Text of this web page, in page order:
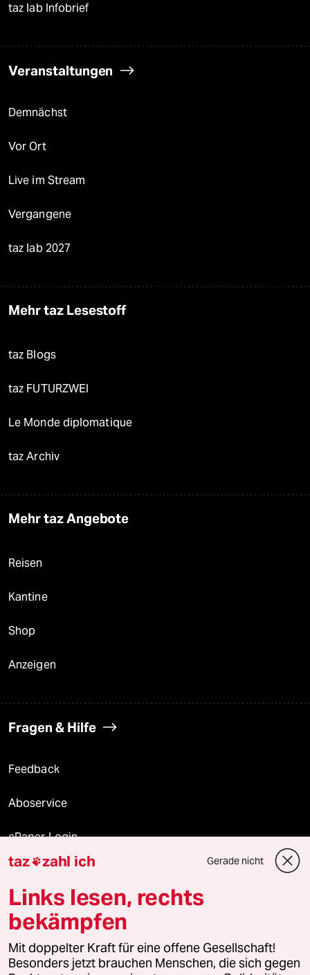
taz lab Infobrief
Veranstaltungen
Demnächst
Vor Ort
Live im Stream
Vergangene
taz lab 2027
Mehr taz Lesestoff
taz Blogs
taz FUTURZWEI
Le Monde diplomatique
taz Archiv
Mehr taz Angebote
Reisen
Kantine
Shop
Anzeigen
Fragen & Hilfe
Feedback
Aboservice
ePaper Login
Downloads für Abonnierende
© 2026 taz Verlags und Vertriebs GmbH
Alle Rechte vorbehalten. Bei rechtlichen Fragen oder für Genehmigungen
wenden Sie sich bitte an
lizenzen@taz.de
taz zahl ich Gerade nicht
Links lesen, rechts
bekämpfen
Mit doppelter Kraft für eine offene Gesellschaft!
Besonders jetzt brauchen Menschen, die sich gegen